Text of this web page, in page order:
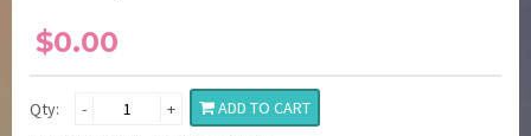
$0.00
Qty: - +
ADD TO CART